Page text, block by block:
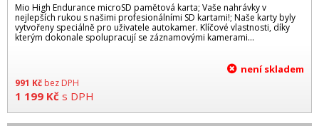
Mio High Endurance microSD pamětová karta; Vaše nahrávky v
nejlepších rukou s našimi profesionálními SD kartami!; Naše karty byly
vytvořeny speciálně pro uživatele autokamer. Klíčové vlastnosti, díky
kterým dokonale spolupracují se záznamovými kamerami...
991 Kč bez DPH
1 199 Kč s DPH
není skladem